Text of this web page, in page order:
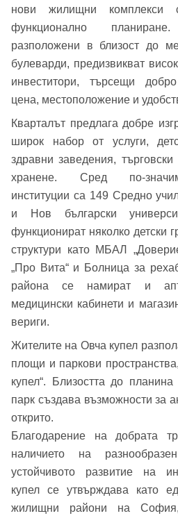
Вход
Парола
Забравена парола?
Вход
или използвай
Вход с
нови жилищни
функционално
разположени в близост до
булеварди, предизвикват
инвеститори, търсещи
цена, местоположение и
Кварталът предлага добре
широк набор от услуги,
здравни заведения,
хранене. Сред по-
институции са 149 Средно
и Нов български
функционират няколко детски
структури като МБАЛ
„Про Вита“ и Болница за
района се намират и
медицински кабинети и
вериги.
Жителите на Овча купел
площи и паркови
купел“. Близостта до
парк създава възможности за
открито.
Благодарение на добрата
наличието на
устойчивото развитие на
купел се утвърждава като
жилищни райони на
Имейл адрес*
Телефон*
Заяви
Вашето запитване
се обадим